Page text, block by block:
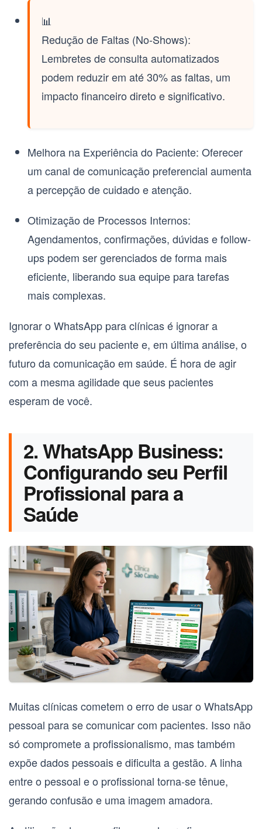
📊
Redução de Faltas (No-Shows):
Lembretes de consulta automatizados
podem reduzir em até 30% as faltas, um
impacto financeiro direto e significativo.
Melhora na Experiência do Paciente: Oferecer
um canal de comunicação preferencial aumenta
a percepção de cuidado e atenção.
Otimização de Processos Internos:
Agendamentos, confirmações, dúvidas e follow-
ups podem ser gerenciados de forma mais
eficiente, liberando sua equipe para tarefas
mais complexas.
Ignorar o WhatsApp para clínicasé ignorar a
preferência do seu paciente e, em última análise, o
futuro da comunicação em saúde. É hora de agir
com a mesma agilidade que seus pacientes
esperam de você.
2. WhatsApp Business:
Configurando seu Perfil
Profissional para a
Saúde
Muitas clínicas cometem o erro de usar o WhatsApp
pessoal para se comunicar com pacientes. Isso não
só compromete a profissionalismo, mas também
expõe dados pessoais e dificulta a gestão. A linha
entre o pessoal e o profissional torna-se tênue,
gerando confusão e uma imagem amadora.